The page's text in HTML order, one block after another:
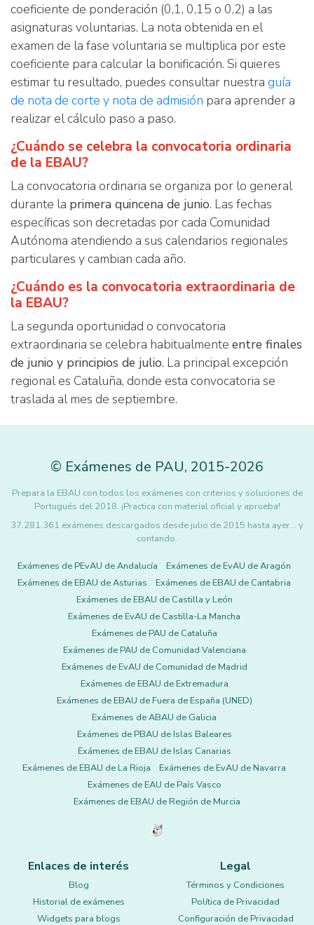
coeficiente de ponderación (0,1, 0,15 o 0,2) a las
asignaturas voluntarias. La nota obtenida en el
examen de la fase voluntaria se multiplica por este
coeficiente para calcular la bonificación. Si quieres
estimar tu resultado, puedes consultar nuestra guía
de nota de corte y nota de admisión para aprender a
realizar el cálculo paso a paso.
¿Cuándo se celebra la convocatoria ordinaria
de la EBAU?
La convocatoria ordinaria se organiza por lo general
durante la primera quincena de junio. Las fechas
específicas son decretadas por cada Comunidad
Autónoma atendiendo a sus calendarios regionales
particulares y cambian cada año.
¿Cuándo es la convocatoria extraordinaria de
la EBAU?
La segunda oportunidad o convocatoria
extraordinaria se celebra habitualmente entre finales
de junio y principios de julio. La principal excepción
regional es Cataluña, donde esta convocatoria se
traslada al mes de septiembre.
© Exámenes de PAU, 2015-2026
Prepara la EBAU con todos los exámenes con criterios y soluciones de
Portugués del 2018. ¡Practica con material oficial y aprueba!
37.281.361 exámenes descargados desde julio de 2015 hasta ayer... y
contando.
Exámenes de PEvAU de Andalucía
Exámenes de EvAU de Aragón
Exámenes de EBAU de Asturias
Exámenes de EBAU de Cantabria
Exámenes de EBAU de Castilla y León
Exámenes de EvAU de Castilla-La Mancha
Exámenes de PAU de Cataluña
Exámenes de PAU de Comunidad Valenciana
Exámenes de EvAU de Comunidad de Madrid
Exámenes de EBAU de Extremadura
Exámenes de EBAU de Fuera de España (UNED)
Exámenes de ABAU de Galicia
Exámenes de PBAU de Islas Baleares
Exámenes de EBAU de Islas Canarias
Exámenes de EBAU de La Rioja
Exámenes de EvAU de Navarra
Exámenes de EAU de País Vasco
Exámenes de EBAU de Región de Murcia
Enlaces de interés
Blog
Historial de exámenes
Widgets para blogs
Legal
Términos y Condiciones
Política de Privacidad
Configuración de Privacidad